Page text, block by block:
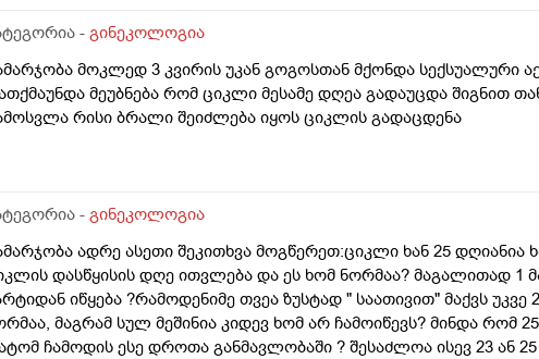
- გინეკოლოგია
მოკლედ 3 კვირის უკან გოგოსთან მქონდა სექსუალური
მეუბნება რომ ციკლი მესამე დღეა გადაუცდა შიგნით
რისი ბრალი შეიძლება იყოს ციკლის გადაცდენა
- გინეკოლოგია
ადრე ასეთი შეკითხვა მოგწერეთ:ციკლი ხან 25 დღიანია
დასწყისის დღე ითვლება და ეს ხომ ნორმაა? მაგალითად 1
იწყება ?რამოდენიმე თვეა ზუსტად " საათივით" მაქვს
მაგრამ სულ მეშინია კიდევ ხომ არ ჩამოიწევს? მინდა რომ
ჩამოდის ესე დროთა განმავლობაში ? შესაძლოა ისევ 23 ან